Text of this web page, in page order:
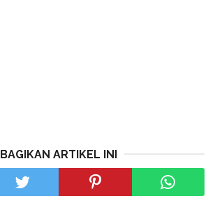
BAGIKAN ARTIKEL INI